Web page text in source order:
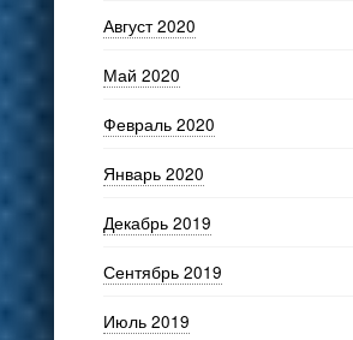
Август 2020
Май 2020
Февраль 2020
Январь 2020
Декабрь 2019
Сентябрь 2019
Июль 2019